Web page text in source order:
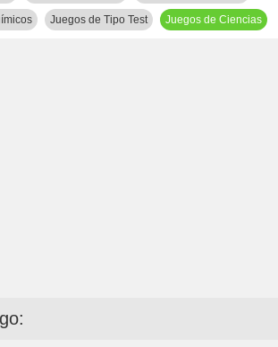
Juegos de Tipo Test Juegos de Ciencias